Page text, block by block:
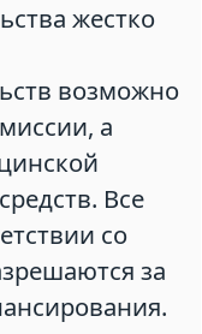
жестко
возможно
а
Все
со
за